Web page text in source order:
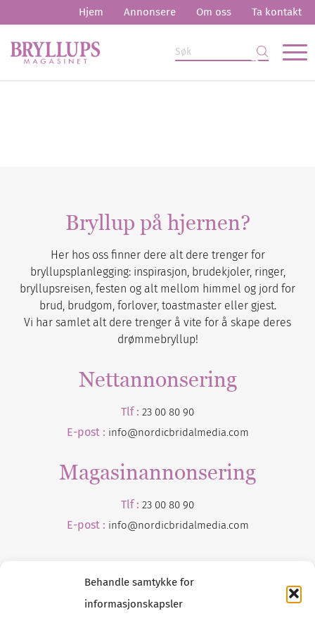
Behandle samtykke for
informasjonskapsler
Hjem Annonsere Om oss Ta kontakt
Bryllup på hjernen?
Her hos oss finner dere alt dere trenger for
bryllupsplanlegging: inspirasjon, brudekjoler, ringer,
bryllupsreisen, festen og alt mellom himmel og jord for
brud, brudgom, forlover, toastmaster eller gjest.
Vi har samlet alt dere trenger å vite for å skape deres
drømmebryllup!
Nettannonsering
Tlf : 23 00 80 90
E-post : info@nordicbridalmedia.com
Magasinannonsering
Tlf : 23 00 80 90
E-post : info@nordicbridalmedia.com